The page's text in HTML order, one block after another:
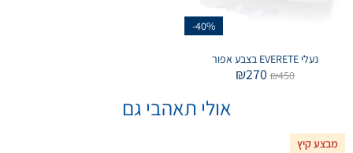
-40%
נעלי EVERETE בצבע אפור
₪450
₪270
אולי תאהבי גם
מבצע קיץ